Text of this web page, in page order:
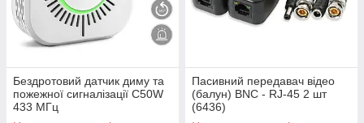
Бездротовий датчик диму та
пожежної сигналізації C50W
433 МГц
Пасивний передавач відео
(балун) BNC - RJ-45 2 шт
(6436)